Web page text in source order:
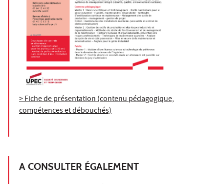
> Fiche de présentation (contenu pédagogique,
compétences et débouchés)
A CONSULTER ÉGALEMENT